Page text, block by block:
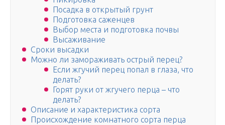
Посадка в открытый грунт
Подготовка саженцев
Выбор места и подготовка почвы
Высаживание
Сроки высадки
Можно ли замораживать острый перец?
Если жгучий перец попал в глаза, что
делать?
Горят руки от жгучего перца – что
делать?
Описание и характеристика сорта
Происхождение комнатного сорта перца